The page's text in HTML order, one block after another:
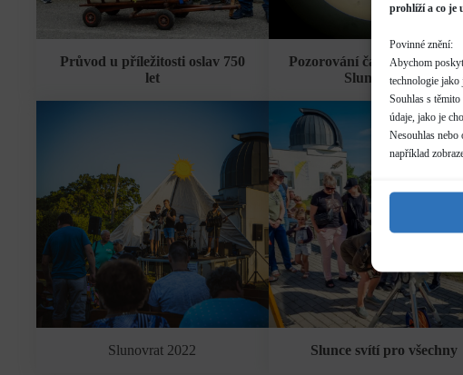
prohlíží a co je
Povinné znění:
Abychom
technologie jako
Souhlas s
údaje, jako je
Nesouhlas
například
Průvod u příležitosti oslav 750
let
Pozorování částečného
Slunce 25.10.
Slunovrat 2022 Slunce svítí pro všechny